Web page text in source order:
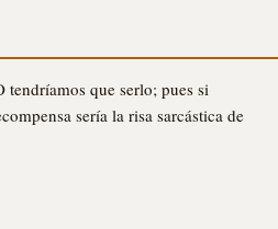
que serlo; pues si
sería la risa sarcástica de